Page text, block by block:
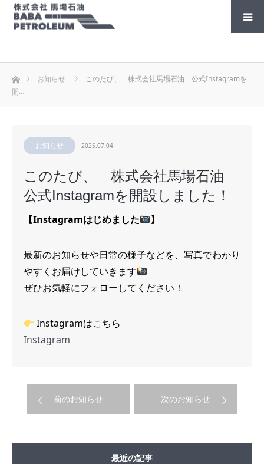
ホームお知らせ
このたび、 株式会社馬場石油 公式Instagramを
開…
お知らせ 2025.07.04
このたび、 株式会社馬場石油
公式Instagramを開設しました！
【Instagramはじめました 】
最新のお知らせや日常の様子などを、写真でわかり
やすくお届けしていきます
ぜひお気軽にフォローしてください！
Instagramはこちら
Instagram
前のお知らせ 次のお知らせ
最近の記事